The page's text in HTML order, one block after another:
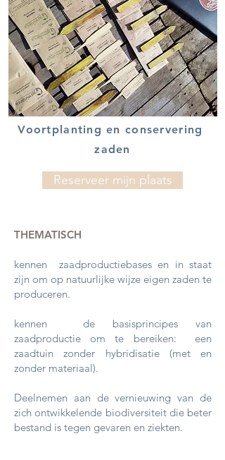
Voortplanting en conservering
zaden
Reserveer mijn plaats
THEMATISCH
kennen zaadproductiebases en in staat
zijn om op natuurlijke wijze eigen zaden te
produceren.
kennen de basisprincipes van
zaadproductie om te bereiken:
een
zaadtuin zonder hybridisatie (met en
zonder materiaal).
Deelnemen aan de vernieuwing van de
zich ontwikkelende biodiversiteit die beter
bestand is tegen gevaren en ziekten.